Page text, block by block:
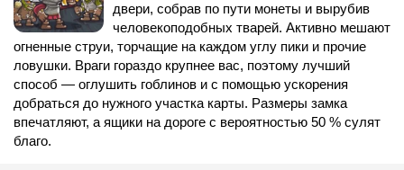
двери, собрав по пути монеты и вырубив
человекоподобных тварей. Активно мешают
огненные струи, торчащие на каждом углу пики и прочие
ловушки. Враги гораздо крупнее вас, поэтому лучший
способ — оглушить гоблинов и с помощью ускорения
добраться до нужного участка карты. Размеры замка
впечатляют, а ящики на дороге с вероятностью 50 % сулят
благо.